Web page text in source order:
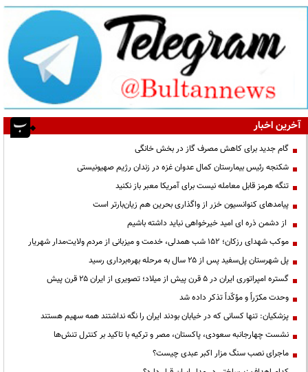
آخرین اخبار
گام جدید برای کاهش مصرف گاز در بخش خانگی
شکنجه رئیس بیمارستان کمال عدوان غزه در زندان رژیم صهیونیستی
تنگه هرمز قابل معامله نیست برای آمریکا معبر باز نکنید
پیامدهای کنوانسیون خزر از واگذاری بحرین هم زیان‌بارتر است
از دشمن ذره ای امید خیرخواهی نباید داشته باشیم
موکب شهدای رزکان؛ ۱۵۲ شب همدلی، خدمت و میزبانی از مردم ولایت‌مدار شهریار
پل شهرستان پل‌سفید پس از ۲۵ سال به مرحله بهره‌برداری رسید
گستره امپراتوری ایران در ۵ قرن پیش از میلاد؛ تصویری از ایران ۲۵ قرن پیش
وحدت مکرّراً و مؤکّداً تذکر داده شد
پزشکیان: تنها کسانی که در خیابان بودند ایران را نگه نداشتند همه سهیم هستند
نشست چهارجانبه سعودی، پاکستان، مصر و ترکیه با تاکید بر کنترل تنش‌ها
ماجرای نصب سنگ مزار اکبر عبدی چیست؟